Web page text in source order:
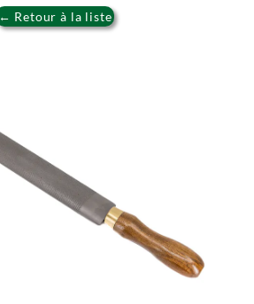
← Retour à la liste